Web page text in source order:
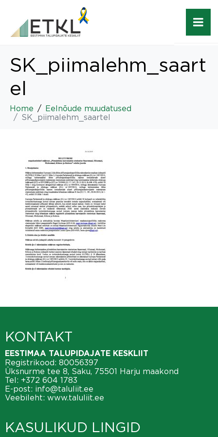
SK_piimalehm_saart
el
Home
Eelnõude muudatused
SK_piimalehm_saartel
KONTAKT
EESTIMAA TALUPIDAJATE KESKLIIT
Registrikood: 80056397
Üksnurme tee 8, Saku, 75501 Harju maakond
Tel: +372 604 1783
E-post: info@taluliit.ee
Veebileht: www.taluliit.ee
KASULIKUD LINGID